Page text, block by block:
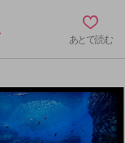
あとで読む